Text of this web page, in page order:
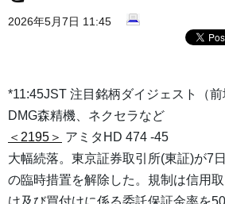
2026年5月7日 11:45
*11:45JST 注目銘柄ダイジェスト（前
DMG森精機、ネクセラなど
＜2195＞ アミタHD 474 -45
大幅続落。東京証券取引所(東証)が7
の臨時措置を解除した。規制は信用